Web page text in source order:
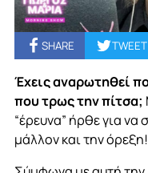
SHARE TWEET
Έχεις αναρωτηθεί
που τρως την πίτσα;
“έρευνα” ήρθε για να
μάλλον και την όρεξη!